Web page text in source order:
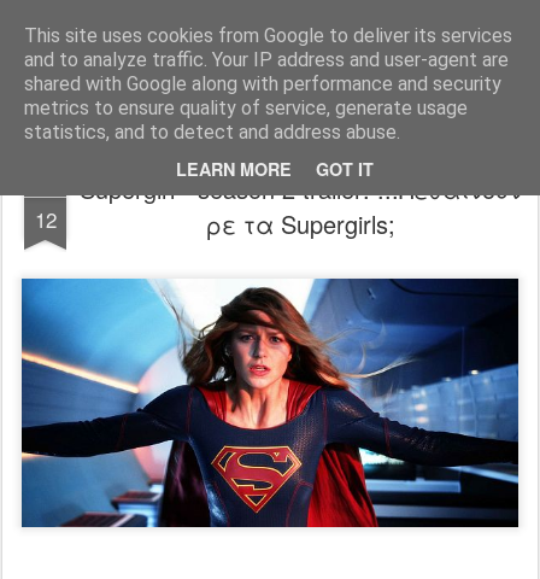
This site uses cookies from Google to deliver its services
and to analyze traffic. Your IP address and user-agent are
shared with Google along with performance and security
metrics to ensure quality of service, generate usage
statistics, and to detect and address abuse.
LEARN MORE GOT IT
FilmBoy
12
Supergirl - season 2 trailer: ...Πεθαίνουν
ρε τα Supergirls;